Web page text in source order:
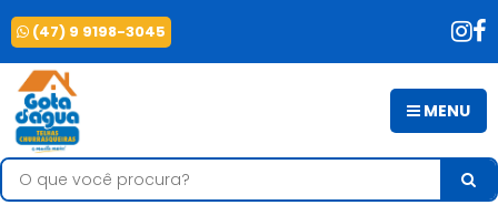
(47) 9 9198-3045
MENU